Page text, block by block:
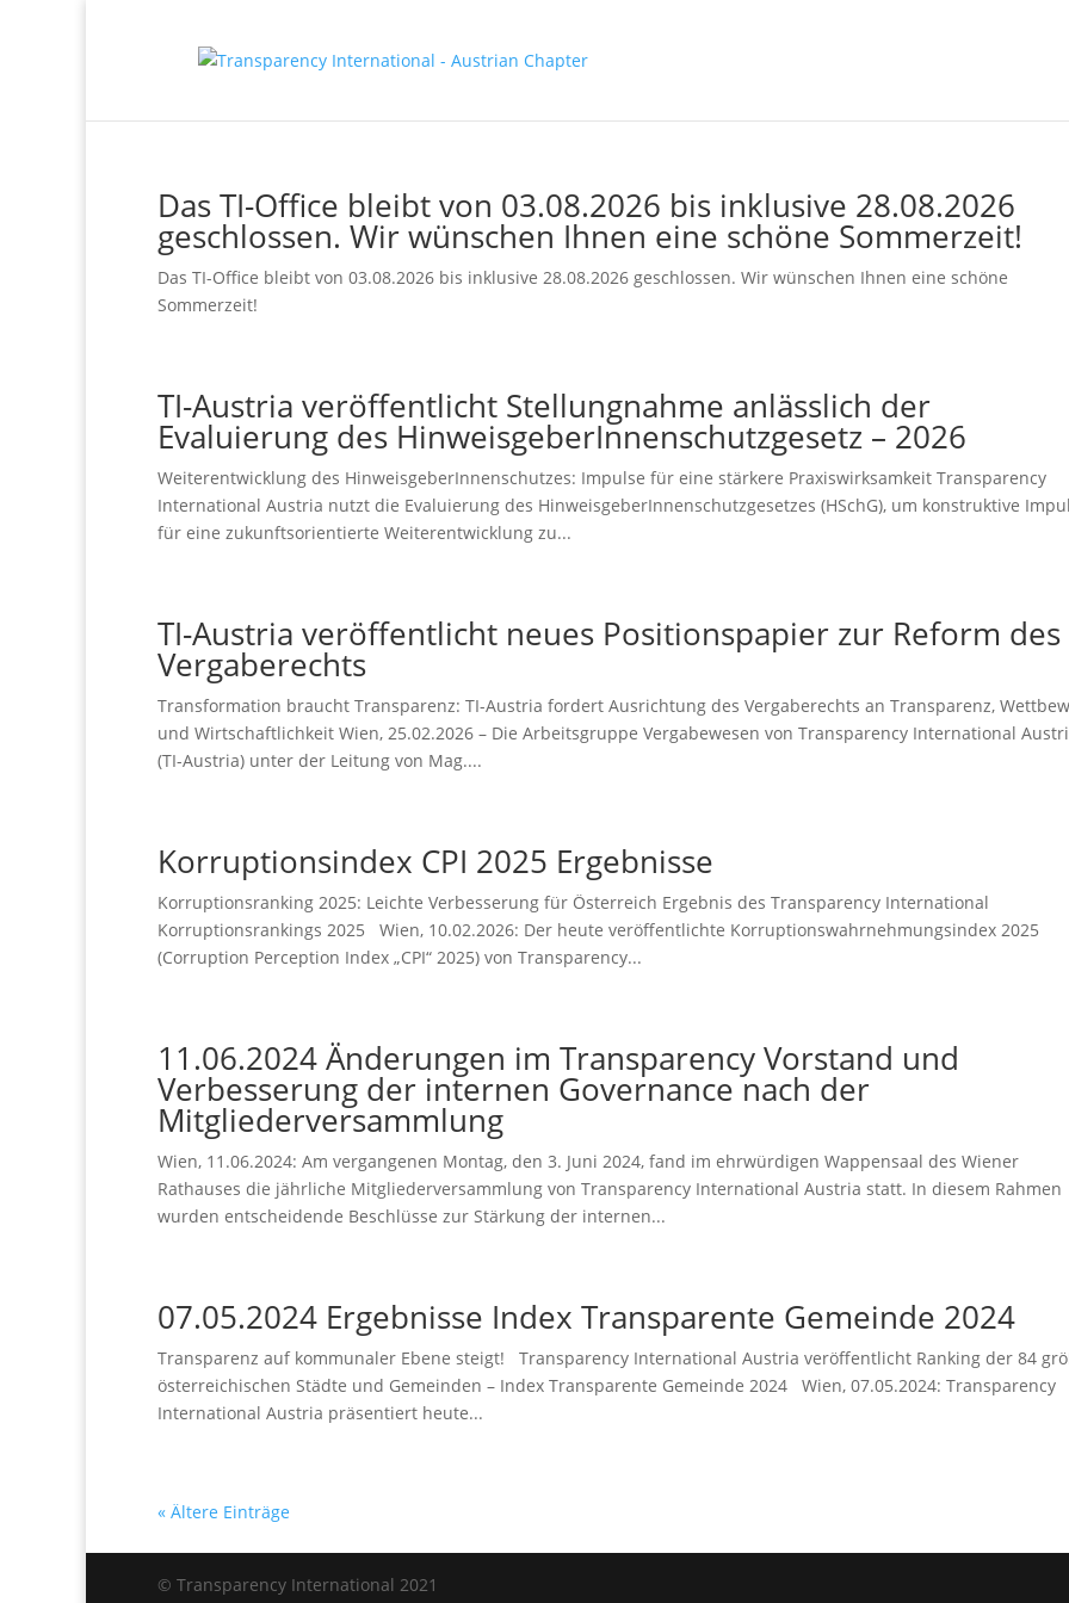
Das TI-Office bleibt von 03.08.2026 bis inklusive 28.08.2026
geschlossen. Wir wünschen Ihnen eine schöne Sommerzeit!
Das TI-Office bleibt von 03.08.2026 bis inklusive 28.08.2026 geschlossen. Wir wünschen Ihnen eine schöne
Sommerzeit!
TI-Austria veröffentlicht Stellungnahme anlässlich der
Evaluierung des HinweisgeberInnenschutzgesetz – 2026
Weiterentwicklung des HinweisgeberInnenschutzes: Impulse für eine stärkere Praxiswirksamkeit Transparency
International Austria nutzt die Evaluierung des HinweisgeberInnenschutzgesetzes (HSchG), um konstruktive
für eine zukunftsorientierte Weiterentwicklung zu...
TI-Austria veröffentlicht neues Positionspapier zur Reform des
Vergaberechts
Transformation braucht Transparenz: TI-Austria fordert Ausrichtung des Vergaberechts an Transparenz,
und Wirtschaftlichkeit Wien, 25.02.2026 – Die Arbeitsgruppe Vergabewesen von Transparency International
(TI-Austria) unter der Leitung von Mag....
Korruptionsindex CPI 2025 Ergebnisse
Korruptionsranking 2025: Leichte Verbesserung für Österreich Ergebnis des Transparency International
Korruptionsrankings 2025 Wien, 10.02.2026: Der heute veröffentlichte Korruptionswahrnehmungsindex 2025
(Corruption Perception Index „CPI“ 2025) von Transparency...
11.06.2024 Änderungen im Transparency Vorstand und
Verbesserung der internen Governance nach der
Mitgliederversammlung
Wien, 11.06.2024: Am vergangenen Montag, den 3. Juni 2024, fand im ehrwürdigen Wappensaal des Wiener
Rathauses die jährliche Mitgliederversammlung von Transparency International Austria statt. In diesem Rahmen
wurden entscheidende Beschlüsse zur Stärkung der internen...
07.05.2024 Ergebnisse Index Transparente Gemeinde 2024
Transparenz auf kommunaler Ebene steigt! Transparency International Austria veröffentlicht Ranking der 84
österreichischen Städte und Gemeinden – Index Transparente Gemeinde 2024 Wien, 07.05.2024: Transparency
International Austria präsentiert heute...
« Ältere Einträge
© Transparency International 2021